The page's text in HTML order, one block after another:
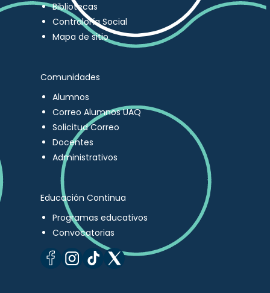
Bibliotecas
Contraloría Social
Mapa de sitio
Comunidades
Alumnos
Correo Alumnos UAQ
Solicitud Correo
Docentes
Administrativos
Educación Continua
Programas educativos
Convocatorias